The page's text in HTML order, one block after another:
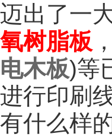
迈出了一
氧树脂板
电木板)等
进行印刷
有什么样